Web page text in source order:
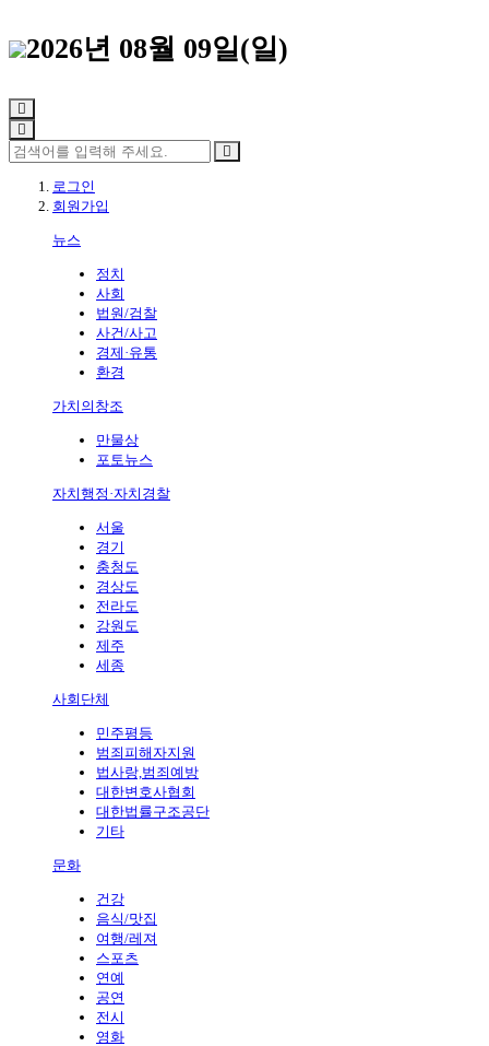
2026년 08월 09일(일)
로그인
회원가입
뉴스
정치
사회
법원/검찰
사건/사고
경제·유통
환경
가치의창조
만물상
포토뉴스
자치행정·자치경찰
서울
경기
충청도
경상도
전라도
강원도
제주
세종
사회단체
민주평등
범죄피해자지원
법사랑,범죄예방
대한변호사협회
대한법률구조공단
기타
문화
건강
음식/맛집
여행/레져
스포츠
연예
공연
전시
영화